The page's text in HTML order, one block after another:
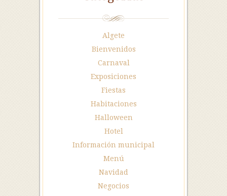
Algete
Bienvenidos
Carnaval
Exposiciones
Fiestas
Habitaciones
Halloween
Hotel
Información municipal
Menú
Navidad
Negocios